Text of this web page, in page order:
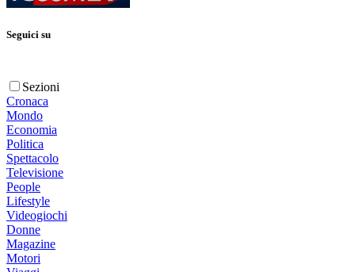
Seguici su
Sezioni
Cronaca
Mondo
Economia
Politica
Spettacolo
Televisione
People
Lifestyle
Videogiochi
Donne
Magazine
Motori